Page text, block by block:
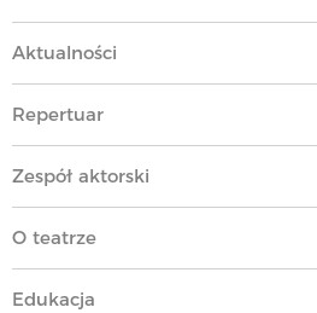
Aktualności
Repertuar
Zespół aktorski
O teatrze
Edukacja